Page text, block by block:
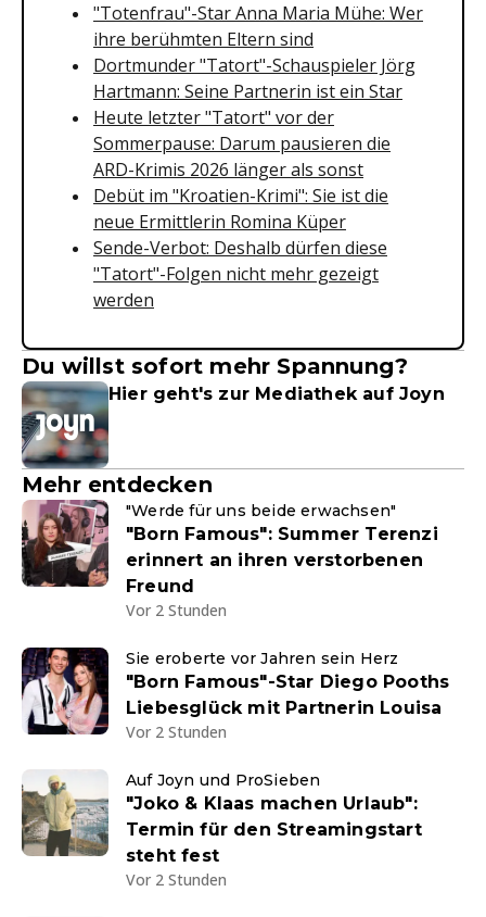
"Totenfrau"-Star Anna Maria Mühe: Wer
ihre berühmten Eltern sind
Dortmunder "Tatort"-Schauspieler Jörg
Hartmann: Seine Partnerin ist ein Star
Heute letzter "Tatort" vor der
Sommerpause: Darum pausieren die
ARD-Krimis 2026 länger als sonst
Debüt im "Kroatien-Krimi": Sie ist die
neue Ermittlerin Romina Küper
Sende-Verbot: Deshalb dürfen diese
"Tatort"-Folgen nicht mehr gezeigt
werden
Du willst sofort mehr Spannung?
Hier geht's zur Mediathek auf Joyn
Mehr entdecken
"Werde für uns beide erwachsen"
"Born Famous": Summer Terenzi
erinnert an ihren verstorbenen
Freund
Vor 2 Stunden
Sie eroberte vor Jahren sein Herz
"Born Famous"-Star Diego Pooths
Liebesglück mit Partnerin Louisa
Vor 2 Stunden
Auf Joyn und ProSieben
"Joko & Klaas machen Urlaub":
Termin für den Streamingstart
steht fest
Vor 2 Stunden